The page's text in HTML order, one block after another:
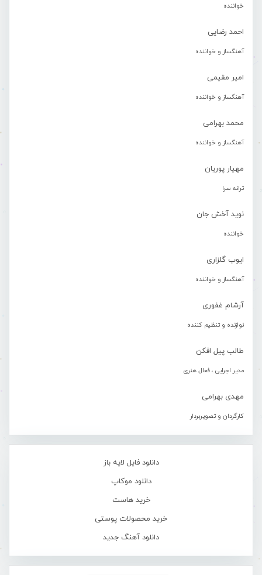
خواننده
احمد رضایی
آهنگساز و خواننده
امیر مقیمی
آهنگساز و خواننده
محمد بهرامی
آهنگساز و خواننده
مهیار پوریان
ترانه سرا
نوید آخش جان
خواننده
ایوب گلزاری
آهنگساز و خواننده
آرشام غفوری
نوازنده و تنظیم کننده
طالب پیل افکن
مدیر اجرایی ، فعال هنری
مهدی بهرامی
کارگردان و تصویربردار
دانلود فایل لایه باز
دانلود موکاپ
خرید هاست
خرید محصولات پوستی
دانلود آهنگ جدید